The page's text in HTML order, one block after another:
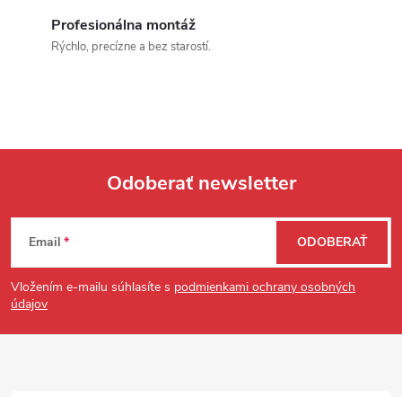
Profesionálna montáž
Rýchlo, precízne a bez starostí.
Zápätie
Odoberať newsletter
Email
Vložením e-mailu súhlasíte s podmienkami ochrany osobných
údajov
ODOBERAŤ